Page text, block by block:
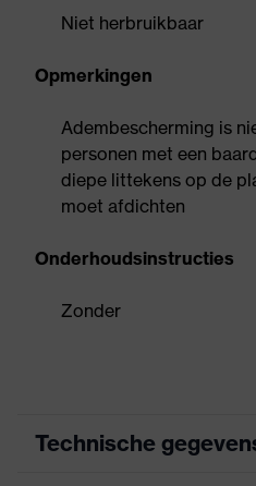
Niet herbruikbaar
Opmerkingen
Adembescherming is
personen met een
diepe littekens op de
moet afdichten
Onderhoudsinstructies
Zonder
Technische